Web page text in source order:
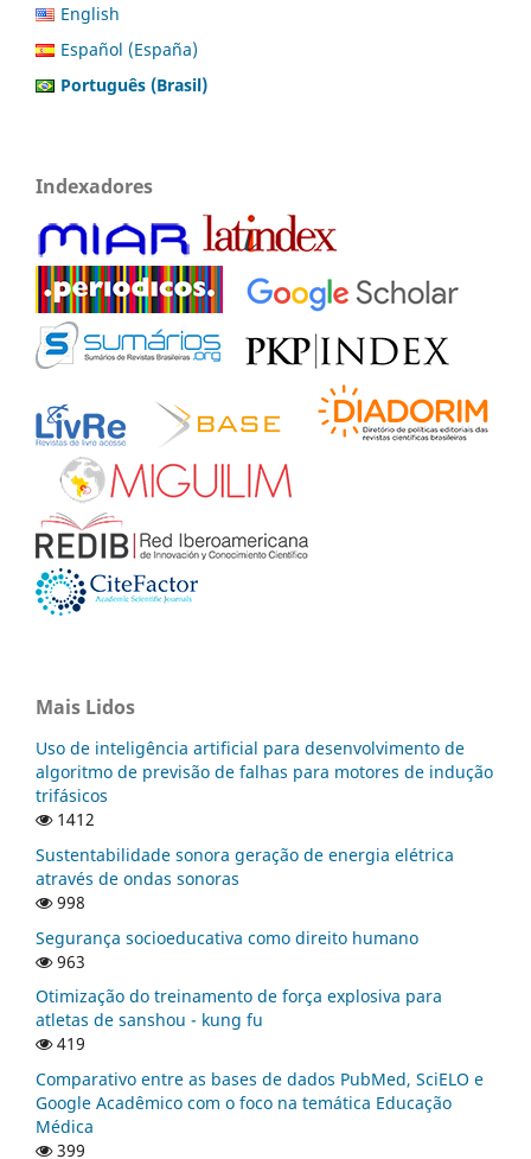
English
Español (España)
Português (Brasil)
Indexadores
Mais Lidos
Uso de inteligência artificial para desenvolvimento de
algoritmo de previsão de falhas para motores de indução
trifásicos
1412
Sustentabilidade sonora geração de energia elétrica
através de ondas sonoras
998
Segurança socioeducativa como direito humano
963
Otimização do treinamento de força explosiva para
atletas de sanshou - kung fu
419
Comparativo entre as bases de dados PubMed, SciELO e
Google Acadêmico com o foco na temática Educação
Médica
399